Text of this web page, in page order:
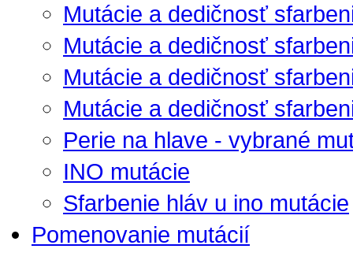
Mutácie a dedičnosť
Mutácie a dedičnosť
Mutácie a dedičnosť
Mutácie a dedičnosť
Perie na hlave - vybrané
INO mutácie
Sfarbenie hláv u ino mutácie
Pomenovanie mutácií